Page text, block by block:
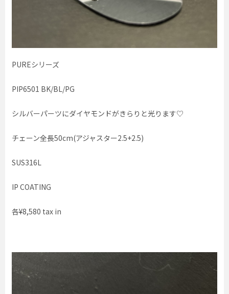
PUREシリーズ
PIP6501 BK/BL/PG
シルバーパーツにダイヤモンドがきらりと光ります♡
チェーン全長50cm(アジャスター2.5+2.5)
SUS316L
IP COATING
各¥8,580 tax in